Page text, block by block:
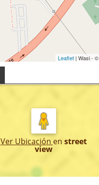
Leaflet | Wasi - ©
Ver Ubicación en street
view